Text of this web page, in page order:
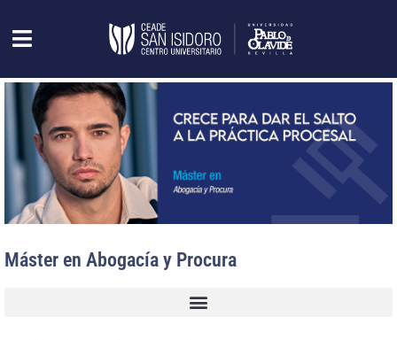
Máster en Abogacía y Procura